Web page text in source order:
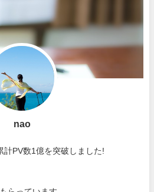
nao
計PV数1億を突破しました!